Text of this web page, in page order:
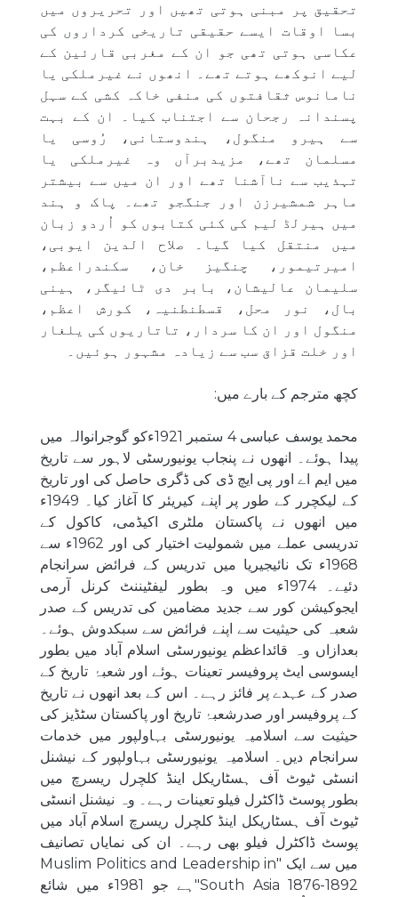
تحقیق پر مبنی ہوتی تھیں اور تحریروں میں
بسا اوقات ایسے حقیقی تاریخی کرداروں کی
عکاسی ہوتی تھی جو ان کے مغربی قارئین کے
لیے انوکھے ہوتے تھے۔ انھوں نے غیرملکی یا
نامانوس ثقافتوں کی منفی خاکہ کشی کے سہل
پسندانہ رجحان سے اجتناب کیا۔ ان کے بہت
سے ہیرو منگول، ہندوستانی، رُوسی یا
مسلمان تھے، مزیدبرآں وہ غیرملکی یا
تہذیب سے ناآشنا تھے اور ان میں سے بیشتر
ماہر شمشیرزن اور جنگجو تھے۔ پاک و ہند
میں ہیرلڈ لیم کی کئی کتابوں کو اُردو زبان
میں منتقل کیا گیا۔ صلاح الدین ایوبی،
امیرتیمور، چنگیز خان، سکندراعظم،
سلیمان عالیشان، بابر دی ٹائیگر، ہینی
بال، نور محل، قسطنطنیہ، کورش اعظم،
منگول اور ان کا سردار، تاتاریوں کی یلغار
اور خلت قزاق سب سے زیادہ مشہور ہوئیں۔
کچھ مترجم کے بارے میں:
محمد یوسف عباسی 4 ستمبر 1921ءکو گوجرانوالہ میں
پیدا ہوئے۔ انھوں نے پنجاب یونیورسٹی لاہور سے تاریخ
میں ایم اے اور پی ایچ ڈی کی ڈگری حاصل کی اور تاریخ
کے لیکچرر کے طور پر اپنے کیریئر کا آغاز کیا۔ 1949ء
میں انھوں نے پاکستان ملٹری اکیڈمی، کاکول کے
تدریسی عملے میں شمولیت اختیار کی اور 1962ء سے
1968ء تک نائیجیریا میں تدریس کے فرائض سرانجام
دئیے۔ 1974ء میں وہ بطور لیفٹیننٹ کرنل آرمی
ایجوکیشن کور سے جدید مضامین کی تدریس کے صدر
شعبہ کی حیثیت سے اپنے فرائض سے سبکدوش ہوئے۔
بعدازاں وہ قائداعظم یونیورسٹی اسلام آباد میں بطور
ایسوسی ایٹ پروفیسر تعینات ہوئے اور شعبۂ تاریخ کے
صدر کے عہدے پر فائز رہے۔ اس کے بعد انھوں نے تاریخ
کے پروفیسر اور صدرشعبۂ تاریخ اور پاکستان سٹڈیز کی
حیثیت سے اسلامیہ یونیورسٹی بہاولپور میں خدمات
سرانجام دیں۔ اسلامیہ یونیورسٹی بہاولپور کے نیشنل
انسٹی ٹیوٹ آف ہسٹاریکل اینڈ کلچرل ریسرچ میں
بطور پوسٹ ڈاکٹرل فیلو تعینات رہے۔ وہ نیشنل انسٹی
ٹیوٹ آف ہسٹاریکل اینڈ کلچرل ریسرچ اسلام آباد میں
پوسٹ ڈاکٹرل فیلو بھی رہے۔ ان کی نمایاں تصانیف
میں سے ایک "Muslim Politics and Leadership in
South Asia 1876-1892"ہے جو 1981ء میں شائع